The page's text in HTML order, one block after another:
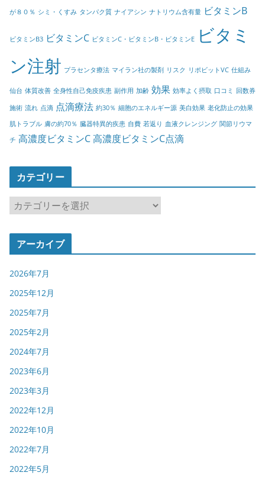
が８０％ シミ・くすみ タンパク質 ナイアシン ナトリウム含有量 ビタミンB
ビタミンB3 ビタミンC ビタミンC・ビタミンB・ビタミンE
ビタミ
ン注射 プラセンタ療法 マイラン社の製剤 リスク リポビットVC 仕組み
仙台 体質改善 全身性自己免疫疾患 副作用 加齢 効果 効率よく摂取 口コミ 回数券
施術 流れ 点滴 点滴療法 約30％ 細胞のエネルギー源 美白効果 老化防止の効果
肌トラブル 膚の約70％ 臓器特異的疾患 自費 若返り 血液クレンジング 関節リウマ
チ 高濃度ビタミンC高濃度ビタミンC点滴
カテゴリー
カ
テ
ゴ
アーカイブ
2026年7月
2025年12月
2025年7月
2025年2月
2024年7月
2023年6月
2023年3月
2022年12月
2022年10月
2022年7月
2022年5月